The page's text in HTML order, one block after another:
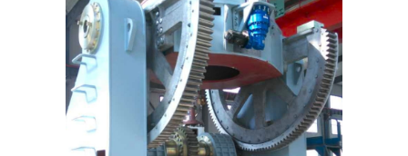
A-REIHE
Schneckengetriebe
getriebemotoren
AS-REIHE
Schneckengetriebemotoren
E-REIHE
Koaxial-
Stirnradgetriebe
und -
getriebemotoren